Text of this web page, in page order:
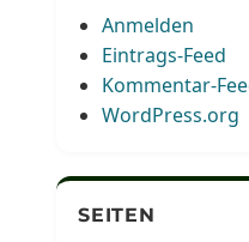
Anmelden
Eintrags-Feed
Kommentar-
WordPress.org
SEITEN